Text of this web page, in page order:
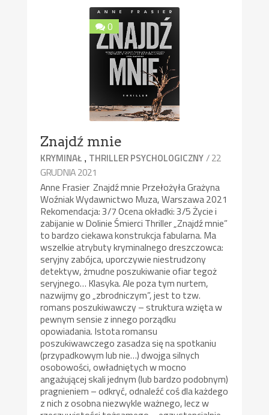
0
Znajdź mnie
KRYMINAŁ , THRILLER PSYCHOLOGICZNY/ 22
GRUDNIA 2021
Anne Frasier Znajdź mnie Przełożyła Grażyna
Woźniak Wydawnictwo Muza, Warszawa 2021
Rekomendacja: 3/7 Ocena okładki: 3/5 Życie i
zabijanie w Dolinie Śmierci Thriller „Znajdź mnie”
to bardzo ciekawa konstrukcja fabularna. Ma
wszelkie atrybuty kryminalnego dreszczowca:
seryjny zabójca, uporczywie niestrudzony
detektyw, żmudne poszukiwanie ofiar tegoż
seryjnego… Klasyka. Ale poza tym nurtem,
nazwijmy go „zbrodniczym”, jest to tzw.
romans poszukiwawczy – struktura wzięta w
pewnym sensie z innego porządku
opowiadania. Istota romansu
poszukiwawczego zasadza się na spotkaniu
(przypadkowym lub nie…) dwojga silnych
osobowości, owładniętych w mocno
angażującej skali jednym (lub bardzo podobnym)
pragnieniem – odkryć, odnaleźć coś dla każdego
z nich z osobna niezwykle ważnego, lecz w